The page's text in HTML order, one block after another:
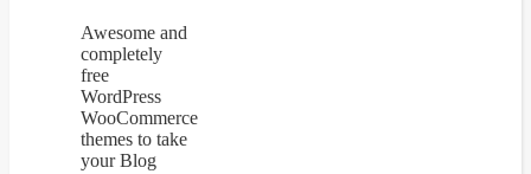
Awesome and
completely
free
WordPress
WooCommerce
themes to take
your Blog